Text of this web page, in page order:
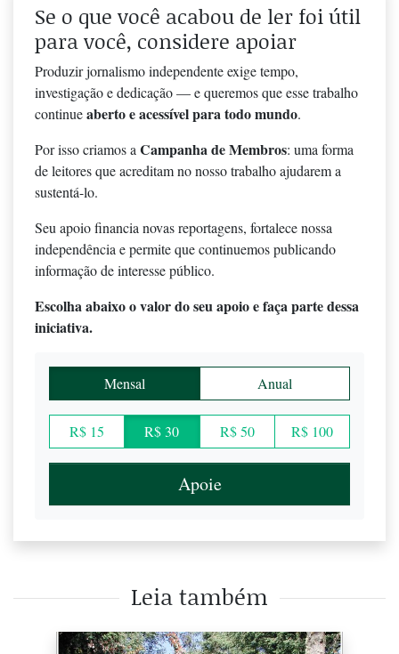
Se o que você acabou de ler foi útil
para você, considere apoiar
Produzir jornalismo independente exige tempo,
investigação e dedicação — e queremos que esse trabalho
continueaberto e acessível para todo mundo.
Por isso criamos a Campanha de Membros: uma forma
de leitores que acreditam no nosso trabalho ajudarem a
sustentá-lo.
Seu apoio financia novas reportagens, fortalece nossa
independência e permite que continuemos publicando
informação de interesse público.
Escolha abaixo o valor do seu apoio e faça parte dessa
iniciativa.
Mensal Anual
R$ 15 R$ 30 R$ 50 R$ 100
Apoie
Leia também